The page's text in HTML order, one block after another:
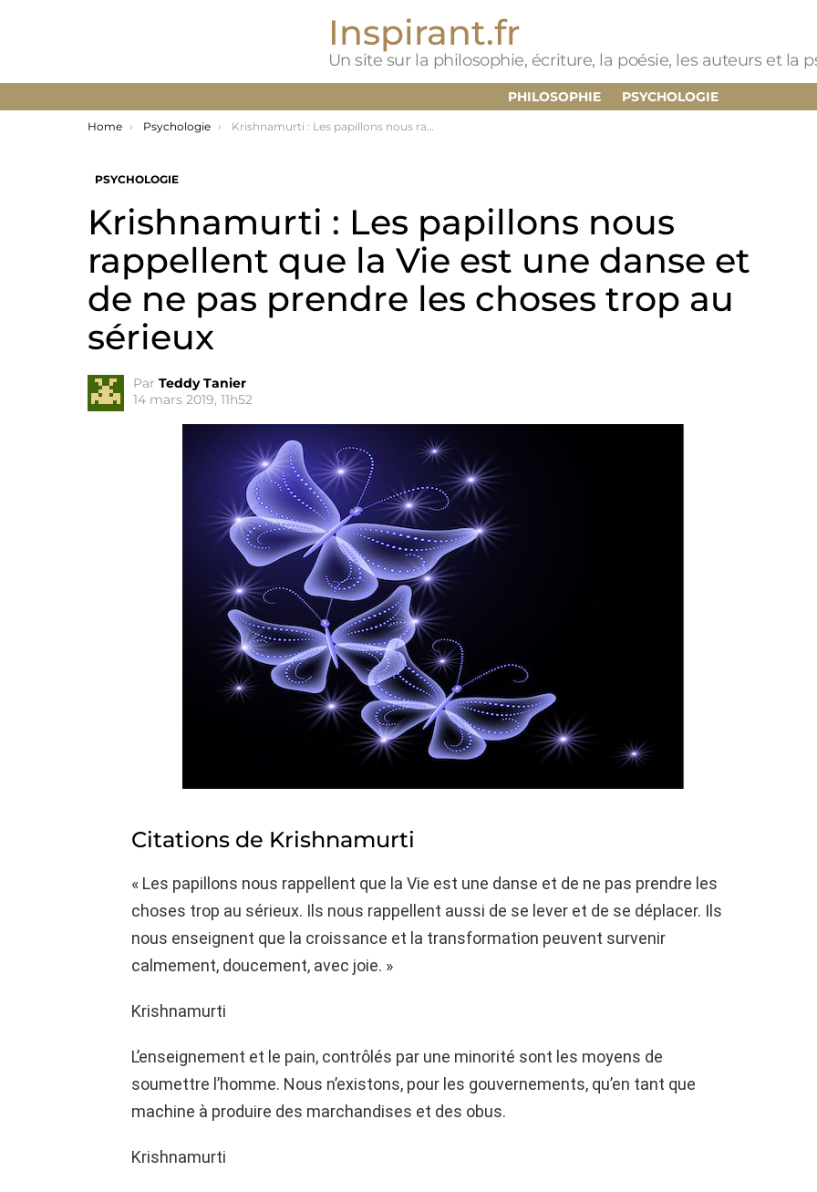
Inspirant.fr
Un site sur la philosophie, écriture, la poésie, les auteurs et la
PHILOSOPHIE PSYCHOLOGIE
You are here:
Home Psychologie Krishnamurti : Les papillons nous rappellent que la Vie est une danse et de ne pas prendre les choses trop au sérieux
PSYCHOLOGIE
Krishnamurti : Les papillons nous
rappellent que la Vie est une danse et
de ne pas prendre les choses trop au
sérieux
Par Teddy Tanier
14 mars 2019, 11h52
Citations de Krishnamurti
« Les papillons nous rappellent que la Vie est une danse et de ne pas prendre les
choses trop au sérieux. Ils nous rappellent aussi de se lever et de se déplacer. Ils
nous enseignent que la croissance et la transformation peuvent survenir
calmement, doucement, avec joie. »
Krishnamurti
L’enseignement et le pain, contrôlés par une minorité sont les moyens de
soumettre l’homme. Nous n’existons, pour les gouvernements, qu’en tant que
machine à produire des marchandises et des obus.
Krishnamurti